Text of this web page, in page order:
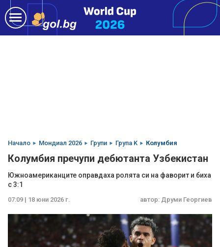
Начало Мондиал 2026 Групи Група K Колумбия
Колумбия пречупи дебютанта Узбекистан
Южноамериканците оправдаха ролята си на фаворит и биха
с 3:1
07:09 | 18 юни 2026 г. автор: Друми Георгиев